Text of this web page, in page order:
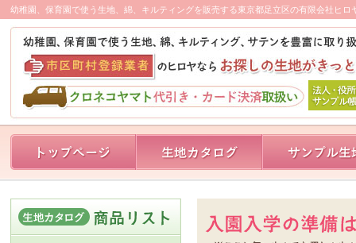
幼稚園、保育園で使う生地、綿、キルティングを販売する東京都足立区の有限会社ヒ